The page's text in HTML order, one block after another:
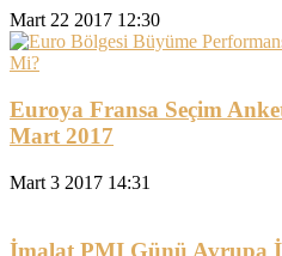
Mart 22 2017 12:30
Euroya Fransa Seçim
Mart 2017
Mart 3 2017 14:31
İmalat PMI Günü Avrupa